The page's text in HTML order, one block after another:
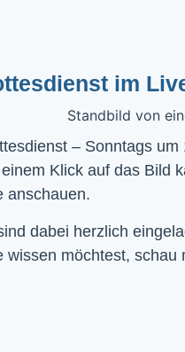
im
Klick auf das Bild
anschauen.
dabei herzlich
wissen möchtest, schau